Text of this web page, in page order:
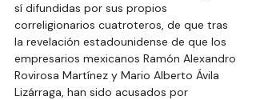
sí difundidas por sus propios
correligionarios cuatroteros, de que tras
la revelación estadounidense de que los
empresarios mexicanos Ramón Alexandro
Rovirosa Martínez y Mario Alberto Ávila
Lizárraga, han sido acusados por